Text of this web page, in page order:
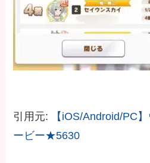
引用元:
【iOS/Android/PC
ービー★5630